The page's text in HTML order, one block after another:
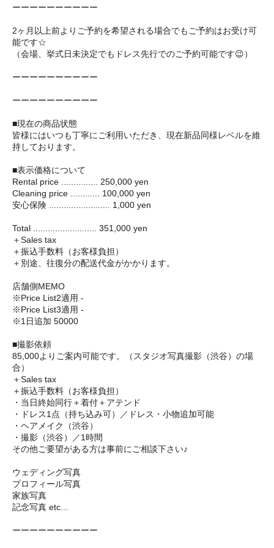
ーーーーーーーーーー
2ヶ月以上前よりご予約を希望される場合でもご予約はお受け可
能です☆
（会場、挙式日未決定でもドレス先行でのご予約可能です😉）
ーーーーーーーーーー
ーーーーーーーーーー
■現在の商品状態
皆様にはいつも丁寧にご利用いただき、現在新品同様レベルを維
持しております。
■表示価格について
Rental price ............... 250,000 yen
Cleaning price ............ 100,000 yen
安心保険 ......................... 1,000 yen
Total .......................... 351,000 yen
＋Sales tax
＋振込手数料（お客様負担）
＋別途、往復分の配送代金がかかります。
店舗側MEMO
※Price List2適用 -
※Price List3適用 -
※1日追加 50000
■撮影依頼
85,000よりご案内可能です。（スタジオ写真撮影（渋谷）の場
合）
＋Sales tax
＋振込手数料（お客様負担）
・当日終始同行＋着付＋アテンド
・ドレス1点（持ち込み可）／ドレス・小物追加可能
・ヘアメイク（渋谷）
・撮影（渋谷）／1時間
その他ご要望がある方は事前にご相談下さい♪
ウェディング写真
プロフィール写真
家族写真
記念写真 etc...
ーーーーーーーーーー